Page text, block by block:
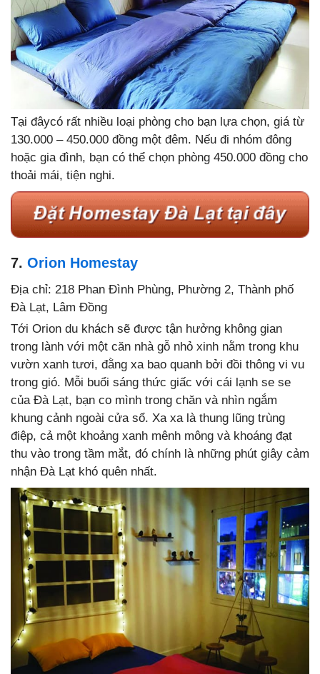
Tại đâycó rất nhiều loại phòng cho bạn lựa chọn, giá từ
130.000 – 450.000 đồng một đêm. Nếu đi nhóm đông
hoặc gia đình, bạn có thể chọn phòng 450.000 đồng cho
thoải mái, tiện nghi.
7. Orion Homestay
Địa chỉ: 218 Phan Đình Phùng, Phường 2, Thành phố
Đà Lạt, Lâm Đồng
Tới Orion du khách sẽ được tận hưởng không gian
trong lành với một căn nhà gỗ nhỏ xinh nằm trong khu
vườn xanh tươi, đằng xa bao quanh bởi đồi thông vi vu
trong gió. Mỗi buổi sáng thức giấc với cái lạnh se se
của Đà Lạt, bạn co mình trong chăn và nhìn ngắm
khung cảnh ngoài cửa sổ. Xa xa là thung lũng trùng
điệp, cả một khoảng xanh mênh mông và khoáng đạt
thu vào trong tầm mắt, đó chính là những phút giây cảm
nhận Đà Lạt khó quên nhất.